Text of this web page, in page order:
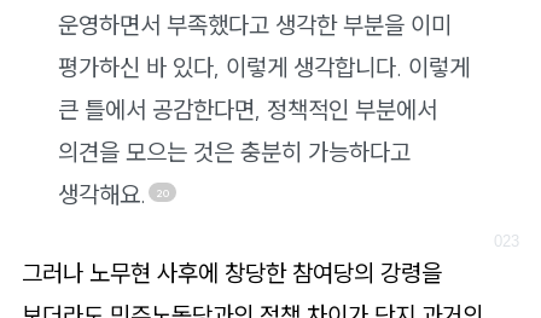
운영하면서 부족했다고 생각한 부분을 이미
평가하신 바 있다, 이렇게 생각합니다. 이렇게
큰 틀에서 공감한다면, 정책적인 부분에서
의견을 모으는 것은 충분히 가능하다고
생각해요.
20
그러나 노무현 사후에 창당한 참여당의 강령을